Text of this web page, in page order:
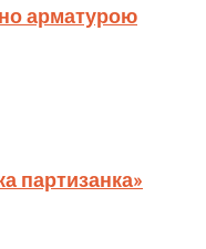
арматурою
партизанка»